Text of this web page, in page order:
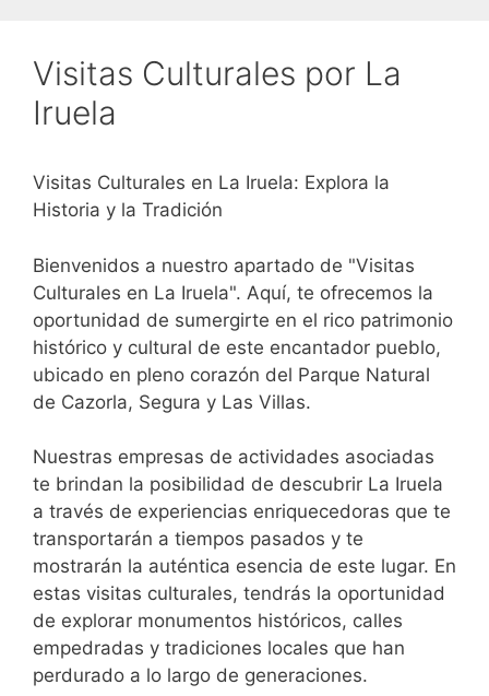
Visitas Culturales por La
Iruela
Visitas Culturales en La Iruela: Explora la
Historia y la Tradición
Bienvenidos a nuestro apartado de "Visitas
Culturales en La Iruela". Aquí, te ofrecemos la
oportunidad de sumergirte en el rico patrimonio
histórico y cultural de este encantador pueblo,
ubicado en pleno corazón del Parque Natural
de Cazorla, Segura y Las Villas.
Nuestras empresas de actividades asociadas
te brindan la posibilidad de descubrir La Iruela
a través de experiencias enriquecedoras que te
transportarán a tiempos pasados y te
mostrarán la auténtica esencia de este lugar. En
estas visitas culturales, tendrás la oportunidad
de explorar monumentos históricos, calles
empedradas y tradiciones locales que han
perdurado a lo largo de generaciones.